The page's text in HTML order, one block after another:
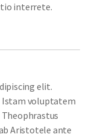
interrete.
elit.
Istam voluptatem
Aristotele ante